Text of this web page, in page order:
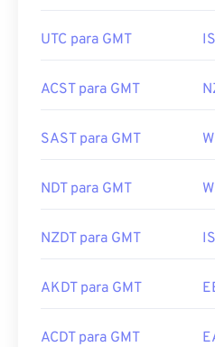
UTC para GMT
ACST para GMT
SAST para GMT
NDT para GMT
NZDT para GMT
AKDT para GMT
ACDT para GMT